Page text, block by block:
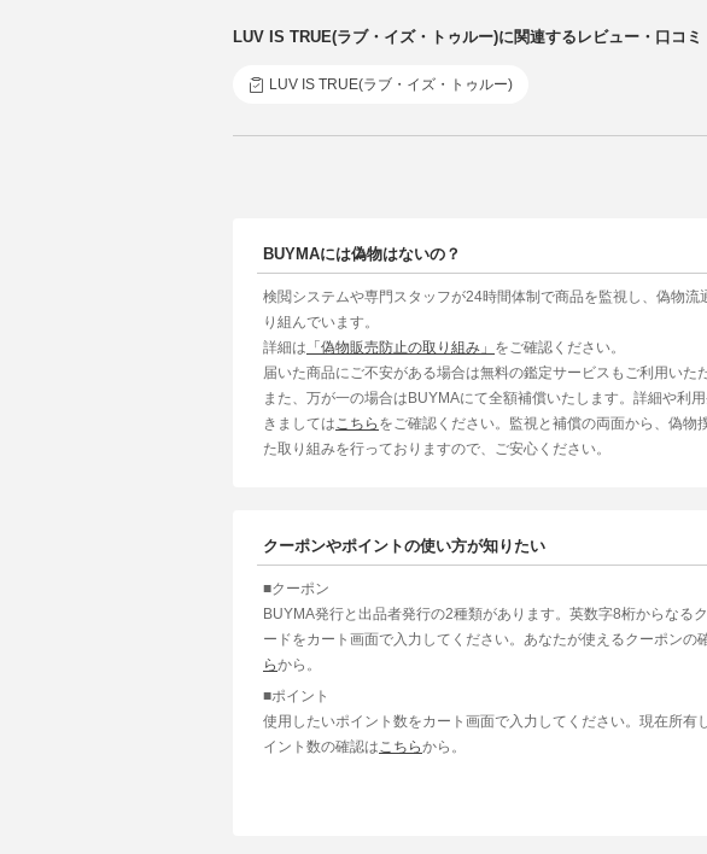
LUV IS TRUE(ラブ・イズ・トゥルー)に関連するレビュー・口コミ
LUV IS TRUE(ラブ・イズ・トゥルー)
BUYMAには偽物はないの？
検閲システムや専門スタッフが24時間体制で商品を監視し、偽物流
り組んでいます。
詳細は 「偽物販売防止の取り組み」 をご確認ください。
届いた商品にご不安がある場合は無料の鑑定サービスもご利用いた
また、万が一の場合はBUYMAにて全額補償いたします。詳細や利
きましては こちら をご確認ください。監視と補償の両面から、偽物
た取り組みを行っておりますので、ご安心ください。
クーポンやポイントの使い方が知りたい
■クーポン
BUYMA発行と出品者発行の2種類があります。英数字8桁からなる
ードをカート画面で入力してください。あなたが使えるクーポンの
らから。
■ポイント
使用したいポイント数をカート画面で入力してください。現在所有
イント数の確認は こちらから。